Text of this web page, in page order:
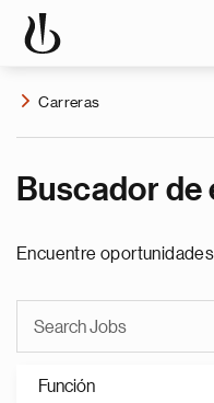
Carreras
Buscador de
Encuentre
Función